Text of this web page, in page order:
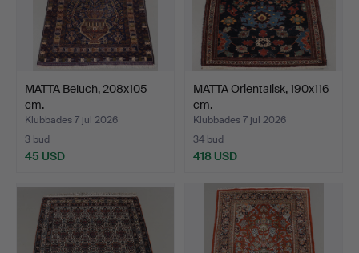
MATTA Beluch, 208x105
cm.
Klubbades 7 jul 2026
3 bud
45 USD
MATTA Orientalisk, 190x116
cm.
Klubbades 7 jul 2026
34 bud
418 USD